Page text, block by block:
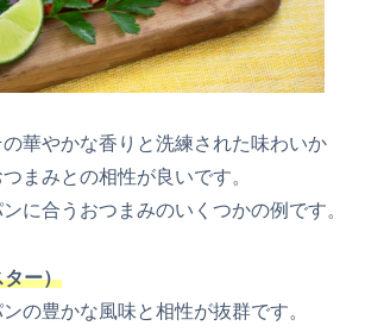
華やかな香りと洗練された味わいか
まみとの相性が良いです。
に合うおつまみのいくつかの例です。
ター）
の豊かな風味と相性が抜群です。